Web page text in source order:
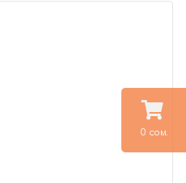
0 сом.